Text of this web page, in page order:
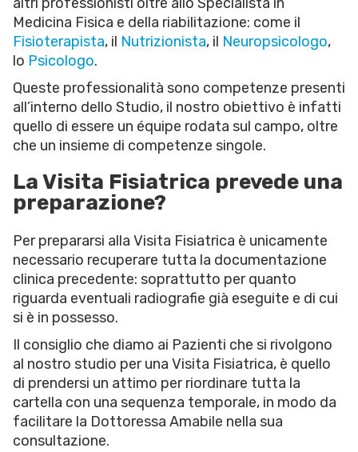
Medicina Fisica e della riabilitazione: come il
Fisioterapista, il Nutrizionista, il Neuropsicologo,
lo Psicologo.
Queste professionalità sono competenze presenti
all’interno dello Studio, il nostro obiettivo è infatti
quello di essere un équipe rodata sul campo, oltre
che un insieme di competenze singole.
La Visita Fisiatrica prevede una
preparazione?
Per prepararsi alla Visita Fisiatrica è unicamente
necessario recuperare tutta la documentazione
clinica precedente: soprattutto per quanto
riguarda eventuali radiografie già eseguite e di cui
si è in possesso.
Il consiglio che diamo ai Pazienti che si rivolgono
al nostro studio per una Visita Fisiatrica, è quello
di prendersi un attimo per riordinare tutta la
cartella con una sequenza temporale, in modo da
facilitare la Dottoressa Amabile nella sua
consultazione.